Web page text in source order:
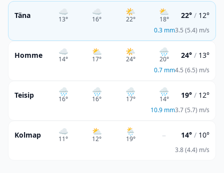
Täna ☁️
13°
☁️
16°
🌤️
22°
⛅
18° 22° / 12°
0.3 mm3.5 (5.4) m/s
Homme ☁️
14°
⛅
17°
🌤️
24°
🌧️
20° 24° / 13°
0.7 mm4.5 (6.5) m/s
Teisip 🌧️
16°
🌧️
16°
🌧️
17°
🌧️
14° 19° / 12°
10.9 mm3.7 (5.7) m/s
Kolmap ☁️
11°
⛅
12°
🌦
19° – 14° / 10°
3.8 (4.4) m/s